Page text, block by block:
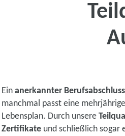
Ein anerkannter Berufsabschluss
manchmal passt eine
Lebensplan. Durch unsere
Zertifikate und schließlich sogar